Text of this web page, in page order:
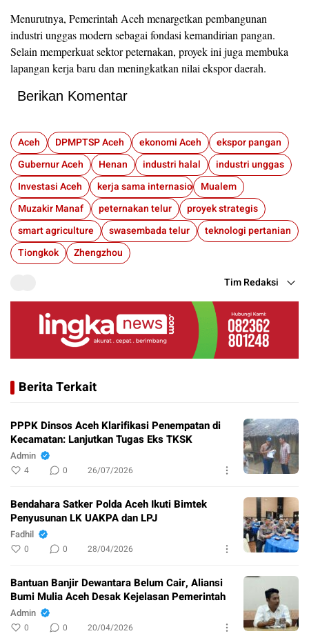
Menurutnya, Pemerintah Aceh menargetkan pembangunan
industri unggas modern sebagai fondasi kemandirian pangan.
Selain memperkuat sektor peternakan, proyek ini juga membuka
lapangan kerja baru dan meningkatkan nilai ekspor daerah.
Berikan Komentar
Aceh DPMPTSP Aceh ekonomi Aceh
ekspor pangan
Gubernur Aceh
Henan industri halal
industri unggas
Investasi Aceh
kerja sama internasionalMualem
Muzakir Manaf
peternakan telur
proyek strategis
smart agriculture
swasembada telur
teknologi pertanian
Tiongkok
Zhengzhou
Tim Redaksi
Berita Terkait
PPPK Dinsos Aceh Klarifikasi Penempatan di
Kecamatan: Lanjutkan Tugas Eks TKSK
Admin
4 0 26/07/2026
Bendahara Satker Polda Aceh Ikuti Bimtek
Penyusunan LK UAKPA dan LPJ
Fadhil
0 0 28/04/2026
Bantuan Banjir Dewantara Belum Cair, Aliansi
Bumi Mulia Aceh Desak Kejelasan Pemerintah
Admin
0 0 20/04/2026